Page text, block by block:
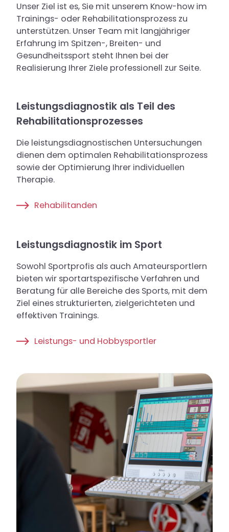
Unser Ziel ist es, Sie mit unserem Know-how im
Trainings- oder Rehabilitationsprozess zu
unterstützen. Unser Team mit langjähriger
Erfahrung im Spitzen-, Breiten- und
Gesundheitssport steht Ihnen bei der
Realisierung Ihrer Ziele professionell zur Seite.
Leistungsdiagnostik als Teil des
Rehabilitationsprozesses
Die leistungsdiagnostischen Untersuchungen
dienen dem optimalen Rehabilitationsprozess
sowie der Optimierung Ihrer individuellen
Therapie.
Rehabilitanden
Leistungsdiagnostik im Sport
Sowohl Sportprofis als auch Amateursportlern
bieten wir sportartspezifische Verfahren und
Beratung für alle Bereiche des Sports, mit dem
Ziel eines strukturierten, zielgerichteten und
effektiven Trainings.
Leistungs- und Hobbysportler